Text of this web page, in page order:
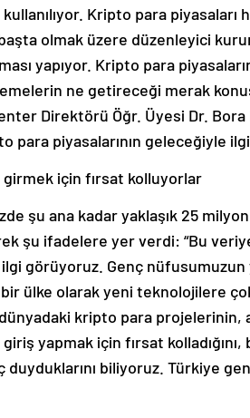
Kripto para
başta olmak üzere düzenleyici
yapıyor. Kripto para
ne getireceği merak
Direktörü Öğr. Üyesi Dr.
para piyasalarının geleceğiyle
girmek için fırsat kolluyorlar
şu ana kadar yaklaşık 25
şu ifadelere yer verdi: “Bu
görüyoruz. Genç nüfusumuzun
ülke olarak yeni teknolojilere
kripto para projelerinin,
yapmak için fırsat kolladığını,
duyduklarını biliyoruz. Türkiye